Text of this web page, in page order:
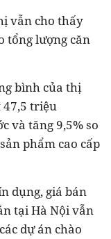
vẫn cho thấy
tổng lượng căn
bình của thị
47,5 triệu
và tăng 9,5% so
phẩm cao cấp
dụng, giá bán
tại Hà Nội vẫn
dự án chào